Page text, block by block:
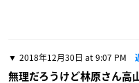
2018年12月30日 at 9:07 PM
無理だろうけど林原さん高